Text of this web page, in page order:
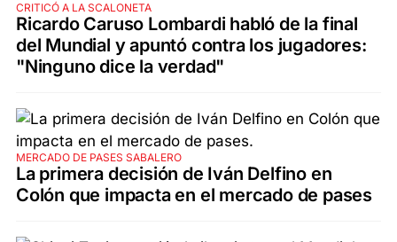
CRITICÓ A LA SCALONETA
Ricardo Caruso Lombardi habló de la final
del Mundial y apuntó contra los jugadores:
"Ninguno dice la verdad"
MERCADO DE PASES SABALERO
La primera decisión de Iván Delfino en
Colón que impacta en el mercado de pases